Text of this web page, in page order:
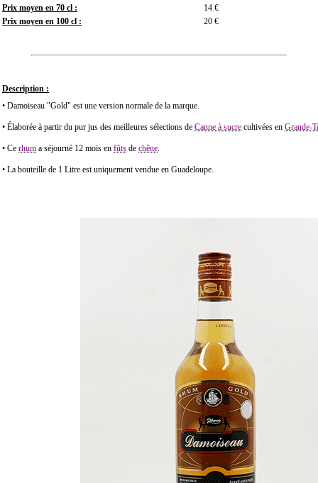
Prix moyen en 70 cl :
14 €
Prix moyen en 100 cl :
20 €
Description :
• Damoiseau "Gold" est une version normale de la marque.
• Élaborée à partir du pur jus des meilleures sélections de Canne à sucre cultivées en Grande-
• Ce rhum a séjourné 12 mois en fûts de chêne.
• La bouteille de 1 Litre est uniquement vendue en Guadeloupe.